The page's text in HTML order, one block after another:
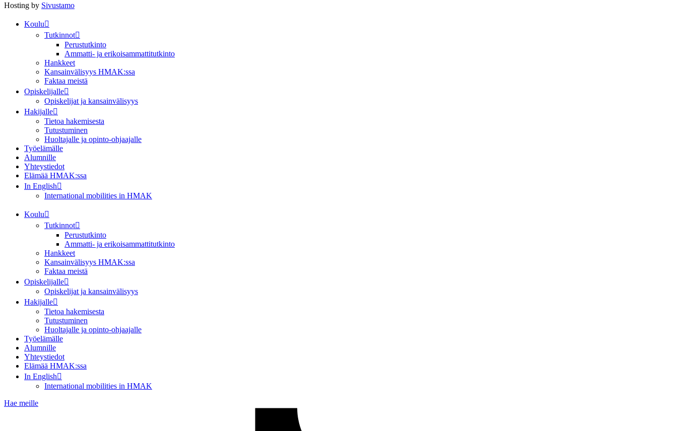
Hosting by Sivustamo
Koulu
Tutkinnot
Perustutkinto
Ammatti- ja erikoisammattitutkinto
Hankkeet
Kansainvälisyys HMAK:ssa
Faktaa meistä
Opiskelijalle
Opiskelijat ja kansainvälisyys
Hakijalle
Tietoa hakemisesta
Tutustuminen
Huoltajalle ja opinto-ohjaajalle
Työelämälle
Alumnille
Yhteystiedot
Elämää HMAK:ssa
In English
International mobilities in HMAK
Koulu
Tutkinnot
Perustutkinto
Ammatti- ja erikoisammattitutkinto
Hankkeet
Kansainvälisyys HMAK:ssa
Faktaa meistä
Opiskelijalle
Opiskelijat ja kansainvälisyys
Hakijalle
Tietoa hakemisesta
Tutustuminen
Huoltajalle ja opinto-ohjaajalle
Työelämälle
Alumnille
Yhteystiedot
Elämää HMAK:ssa
In English
International mobilities in HMAK
Hae meille